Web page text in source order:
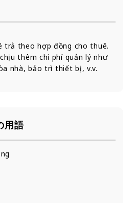
trả theo hợp đồng cho thuê.
thêm chi phí quản lý như
nhà, bảo trì thiết bị, v.v.
用語